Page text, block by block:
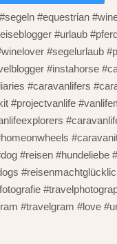
#equestrian
#urlaub
#segelurlaub
#instahorse
#caravanlifers
#projectvanlife
#reisen #hundeliebe
#travelgram #love